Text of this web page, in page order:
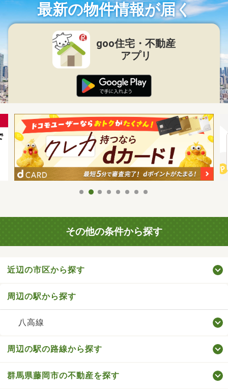
最新の物件情報が届く
goo住宅・不動産
アプリ
その他の条件から探す
近辺の市区から探す
周辺の駅から探す
八高線
周辺の駅の路線から探す
群馬県藤岡市の不動産を探す